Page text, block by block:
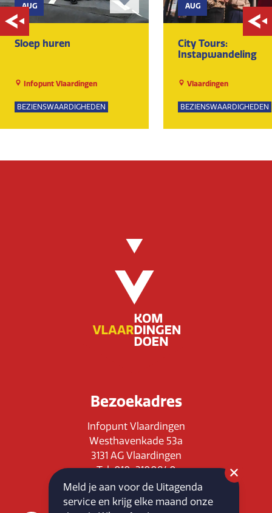
AUG
Sloep huren
Infopunt Vlaardingen
BEZIENSWAARDIGHEDEN
AUG
City Tours:
Instapwandeling
Vlaardingen
BEZIENSWAARDIGHEDEN
Bezoekadres
Infopunt Vlaardingen
Westhavenkade 53a
3131 AG Vlaardingen
Tel: 010-3100840
E-mail: info@vlaardingenpartners.nl
KvK: 71555544
Meld je aan voor de Uitagenda
service en krijg elke maand onze